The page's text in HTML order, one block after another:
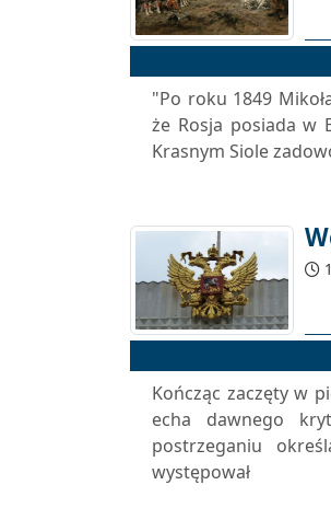
"Po roku 1849
że Rosja posiada w
Krasnym Siole
Kończąc zaczęty w
echa dawnego
postrzeganiu
występował